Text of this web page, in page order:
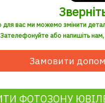
для вас ми можемо змінити
Зателефонуйте або напишіть нам,
Замовити
ФОТОЗОНУ